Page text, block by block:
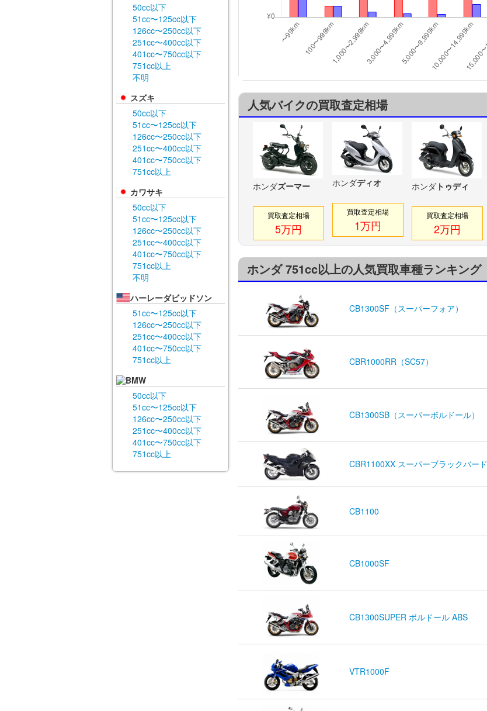
人気バイクの買取査定相場
ホンダズーマー
買取査定相場
5万円
ホンダディオ
買取査定相場
1万円
ホンダ トゥディ
買取査定相場
2万円
ホンダ 751cc以上の人気買取車種ランキング
CB1300SF（スーパーフォア）
CBR1000RR（SC57）
CB1300SB（スーパーボルドール）
CBR1100XX スーパーブラックバード
CB1100
CB1000SF
CB1300SUPER ボルドール ABS
VTR1000F
50cc以下
51cc〜125cc以下
126cc〜250cc以下
251cc〜400cc以下
401cc〜750cc以下
751cc以上
不明
スズキ
50cc以下
51cc〜125cc以下
126cc〜250cc以下
251cc〜400cc以下
401cc〜750cc以下
751cc以上
カワサキ
50cc以下
51cc〜125cc以下
126cc〜250cc以下
251cc〜400cc以下
401cc〜750cc以下
751cc以上
不明
ハーレーダビッドソン
51cc〜125cc以下
126cc〜250cc以下
251cc〜400cc以下
401cc〜750cc以下
751cc以上
BMW
50cc以下
51cc〜125cc以下
126cc〜250cc以下
251cc〜400cc以下
401cc〜750cc以下
751cc以上